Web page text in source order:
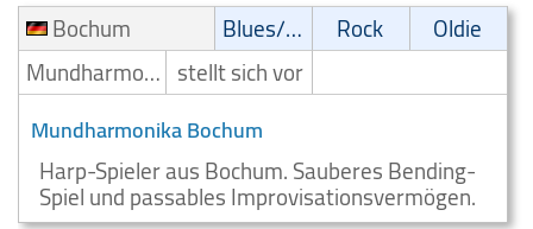
Bochum
Blues/Swing Rock
Oldie
Mundharmonikaspieler stellt sich vor
Mundharmonika Bochum
Harp-Spieler aus Bochum. Sauberes Bending-
Spiel und passables Improvisationsvermögen.